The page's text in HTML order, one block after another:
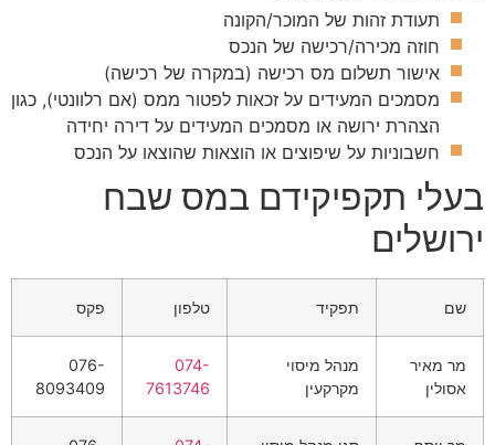
תעודת זהות של המוכר/הקונה
חוזה מכירה/רכישה של הנכס
אישור תשלום מס רכישה (במקרה של רכישה)
מסמכים המעידים על זכאות לפטור ממס (אם רלוונטי), כגון
הצהרת ירושה או מסמכים המעידים על דירה יחידה
חשבוניות על שיפוצים או הוצאות שהוצאו על הנכס
בעלי תקפיקידם במס שבח
ירושלים
שם תפקיד טלפון פקס
מר מאיר
אסולין
מנהל מיסוי
מקרקעין
074-
7613746
076-
8093409